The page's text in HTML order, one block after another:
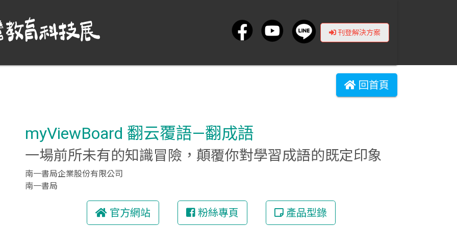
刊登解決方案
回首頁
myViewBoard 翻云覆語—翻成語
一場前所未有的知識冒險，顛覆你對學習成語的既定印象
南一書局企業股份有限公司
南一書局
官方網站 粉絲專頁 產品型錄